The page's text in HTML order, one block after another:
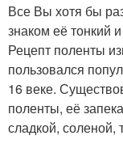
Все Вы хотя бы
знаком её тонкий
Рецепт поленты
пользовался
16 веке.
поленты, её
сладкой, соленой,